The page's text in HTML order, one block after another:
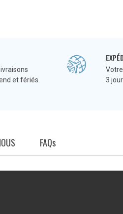
et fériés.
3
FAQs